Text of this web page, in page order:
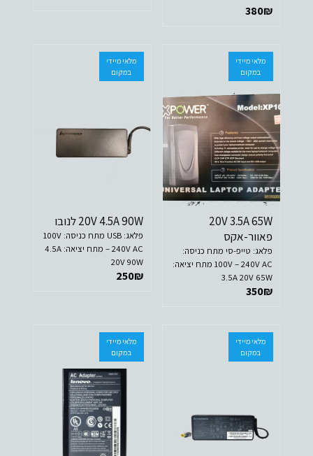
380₪
מלאי מיידי
במקום
20V 3.5A 65W
פאוור-אקס
פלאג: טייפ-סי מתח כניסה:
100V – 240V AC מתח יציאה:
3.5A 20V 65W
350₪
מלאי מיידי
במקום
20V 4.5A 90W לנובו
פלאג: USB מתח כניסה: 100V
– 240V AC מתח יציאה: 4.5A
20V 90W
250₪
מלאי מיידי
במקום
מלאי מיידי
במקום